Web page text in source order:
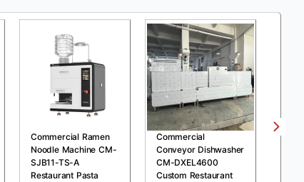
Commercial Ramen
Noodle Machine CM-
SJB11-TS-A
Restaurant Pasta
Commercial
Conveyor Dishwasher
CM-DXEL4600
Custom Restaurant